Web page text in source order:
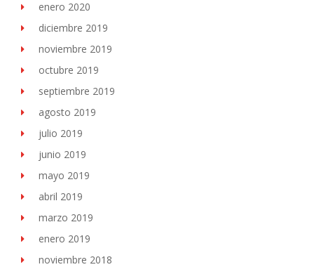
enero 2020
diciembre 2019
noviembre 2019
octubre 2019
septiembre 2019
agosto 2019
julio 2019
junio 2019
mayo 2019
abril 2019
marzo 2019
enero 2019
noviembre 2018